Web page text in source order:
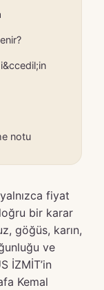
notu
fiyat
bir karar
göğüs, karın,
ve
İZMİT’in
Kemal